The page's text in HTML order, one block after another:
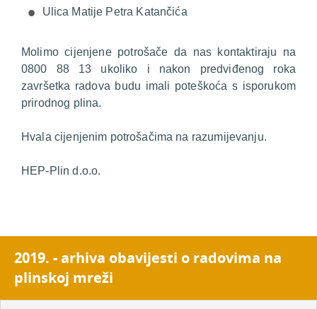
Ulica Matije Petra Katančića
Molimo cijenjene potrošače da nas kontaktiraju na
0800 88 13 ukoliko i nakon predviđenog roka
završetka radova budu imali poteškoća s isporukom
prirodnog plina.
Hvala cijenjenim potrošačima na razumijevanju.
HEP-Plin d.o.o.
2019. - arhiva obavijesti o radovima na
plinskoj mreži